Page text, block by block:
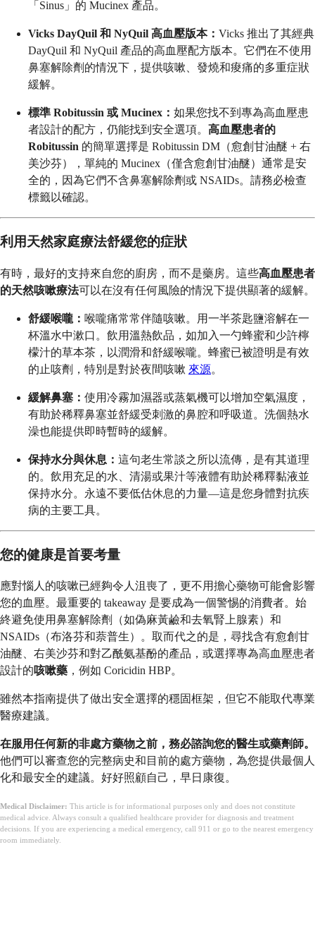
「Sinus」的 Mucinex 產品。
Vicks DayQuil 和 NyQuil 高血壓版本： Vicks 推出了其經典
DayQuil 和 NyQuil 產品的高血壓配方版本。它們在不使用
鼻塞解除劑的情況下，提供咳嗽、發燒和痠痛的多重症狀
緩解。
標準 Robitussin 或 Mucinex： 如果您找不到專為高血壓患
者設計的配方，仍能找到安全選項。 高血壓患者的
Robitussin 的簡單選擇是 Robitussin DM（愈創甘油醚 + 右
美沙芬），單純的 Mucinex（僅含愈創甘油醚）通常是安
全的，因為它們不含鼻塞解除劑或 NSAIDs。請務必檢查
標籤以確認。
利用天然家庭療法舒緩您的症狀
有時，最好的支持來自您的廚房，而不是藥房。這些高血壓患者
的天然咳嗽療法可以在沒有任何風險的情況下提供顯著的緩解。
舒緩喉嚨： 喉嚨痛常常伴隨咳嗽。用一半茶匙鹽溶解在一
杯溫水中漱口。飲用溫熱飲品，如加入一勺蜂蜜和少許檸
檬汁的草本茶，以潤滑和舒緩喉嚨。蜂蜜已被證明是有效
的止咳劑，特別是對於夜間咳嗽 來源。
緩解鼻塞： 使用冷霧加濕器或蒸氣機可以增加空氣濕度，
有助於稀釋鼻塞並舒緩受刺激的鼻腔和呼吸道。洗個熱水
澡也能提供即時暫時的緩解。
保持水分與休息： 這句老生常談之所以流傳，是有其道理
的。飲用充足的水、清湯或果汁等液體有助於稀釋黏液並
保持水分。永遠不要低估休息的力量—這是您身體對抗疾
病的主要工具。
您的健康是首要考量
應對惱人的咳嗽已經夠令人沮喪了，更不用擔心藥物可能會影響
您的血壓。最重要的 takeaway 是要成為一個警惕的消費者。始
終避免使用鼻塞解除劑（如偽麻黃鹼和去氧腎上腺素）和
NSAIDs（布洛芬和萘普生）。取而代之的是，尋找含有愈創甘
油醚、右美沙芬和對乙酰氨基酚的產品，或選擇專為高血壓患者
設計的咳嗽藥 ，例如 Coricidin HBP。
雖然本指南提供了做出安全選擇的穩固框架，但它不能取代專業
醫療建議。
在服用任何新的非處方藥物之前，務必諮詢您的醫生或藥劑師。
他們可以審查您的完整病史和目前的處方藥物，為您提供最個人
化和最安全的建議。好好照顧自己，早日康復。
Medical Disclaimer: This article is for informational purposes only and does not constitute
medical advice. Always consult a qualified healthcare provider for diagnosis and treatment
decisions. If you are experiencing a medical emergency, call 911 or go to the nearest emergency
room immediately.